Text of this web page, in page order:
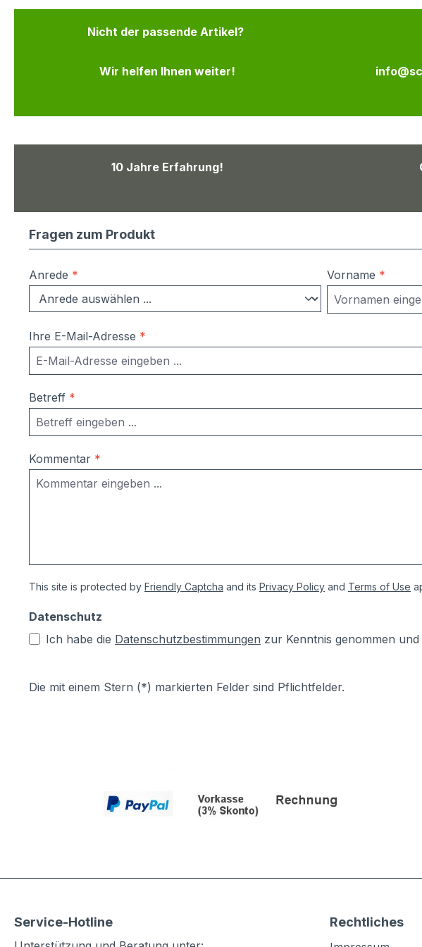
Nicht der passende Artikel?
Wir helfen Ihnen weiter!
10 Jahre Erfahrung!
Fragen zum Produkt
Anrede * Vorname *
Ihre E-Mail-Adresse *
Betreff *
Kommentar *
This site is protected by Friendly Captcha and its Privacy Policy and Terms of Use
Datenschutz
Ich habe die Datenschutzbestimmungen zur Kenntnis genommen und
Die mit einem Stern (*) markierten Felder sind Pflichtfelder.
Service-Hotline Rechtliches